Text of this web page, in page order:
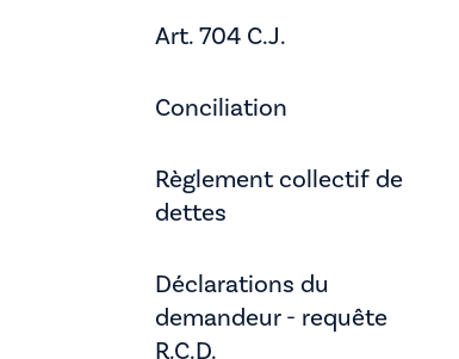
Art. 704 C.J.
Conciliation
Règlement collectif de
dettes
Déclarations du
demandeur - requête
R.C.D.